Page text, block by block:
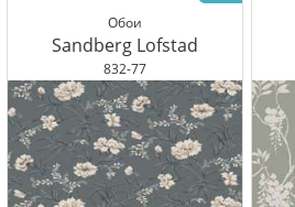
Обои
Sandberg Lofstad
832-77